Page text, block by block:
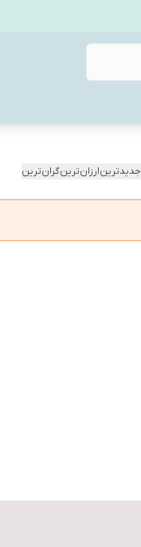
جدیدترینارزان‌ترینگران‌ترین